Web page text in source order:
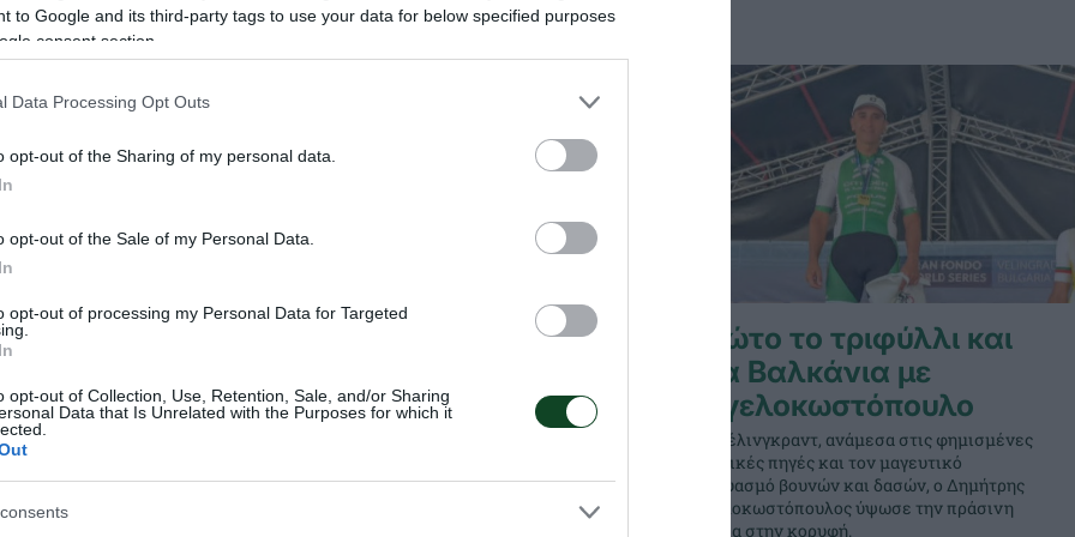
to Google and its third-party tags to use your data for below specified purposes
consent section.
Data Processing Opt Outs
opt-out of the Sharing of my personal data.
opt-out of the Sale of my Personal Data.
opt-out of processing my Personal Data for Targeted
opt-out of Collection, Use, Retention, Sale, and/or Sharing
Data that Is Unrelated with the Purposes for which it
απόβαση» και
έκαναν οι αθλητές του
αγώνα ατομικής
ο οποίος έλαβε χώρα στην
πρωταθλήματος ο
απόλυτη επιτυχία ο απαιτητικός αγώνας της
Πρώτο το τριφύλλι και
στα Βαλκάνια με
Αγγελοκωστόπουλο
Στο Βέλινγκραντ, ανάμεσα στις φημισμένες
ιαματικές πηγές και τον μαγευτικό
συνδυασμό βουνών και δασών, ο Δημήτρης
Αγγελοκωστόπουλος ύψωσε την πράσινη
σημαία στην κορυφή.